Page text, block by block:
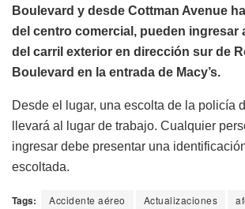
Boulevard y desde Cottman Avenue
del centro comercial, pueden ingresar
del carril exterior en dirección sur de
Boulevard en la entrada de Macy’s.
Desde el lugar, una escolta de la policía
llevará al lugar de trabajo. Cualquier
ingresar debe presentar una
escoltada.
Tags: Accidente aéreo Actualizaciones